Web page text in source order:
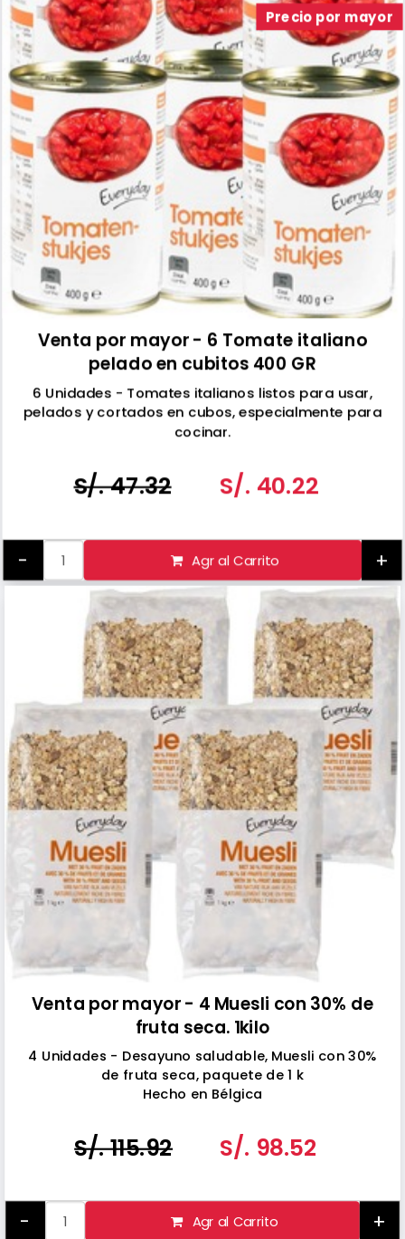
Precio por mayor
Venta por mayor - 6 Tomate italiano
pelado en cubitos 400 GR
6 Unidades - Tomates italianos listos para usar,
pelados y cortados en cubos, especialmente para
cocinar.
Envasado en Bélgica.
S/. 47.32 S/. 40.22
- Agr al Carrito +
Venta por mayor - 4 Muesli con 30% de
fruta seca. 1kilo
4 Unidades - Desayuno saludable, Muesli con 30%
de fruta seca, paquete de 1 k
Hecho en Bélgica
S/. 115.92 S/. 98.52
- Agr al Carrito +